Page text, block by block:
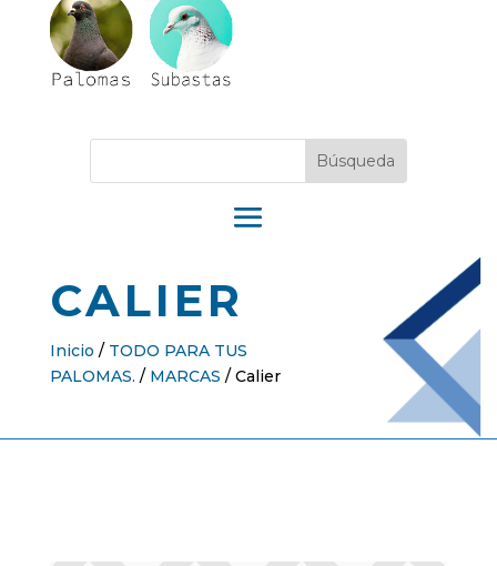
CALIER
Inicio / TODO PARA TUS
PALOMAS. / MARCAS / Calier